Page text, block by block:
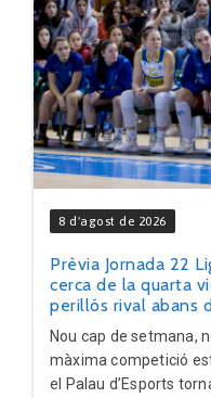
8 d'agost de 2026
Prèvia Jornada 22
cerca de la quarta
perillós rival abans
Nou cap de setmana,
màxima competició
el Palau d’Esports